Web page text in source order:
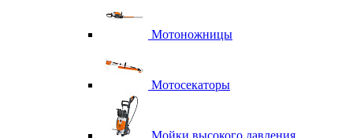
Мотоножницы
Мотосекаторы
Мойки высокого давления